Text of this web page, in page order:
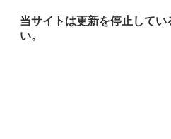
当サイトは更新を停止して
い。